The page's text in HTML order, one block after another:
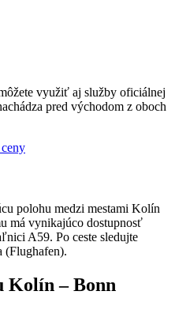
využiť aj služby oficiálnej
pred východom z oboch
polohu medzi mestami Kolín
má vynikajúco dostupnosť
A59. Po ceste sledujte
(Flughafen).
Kolín – Bonn